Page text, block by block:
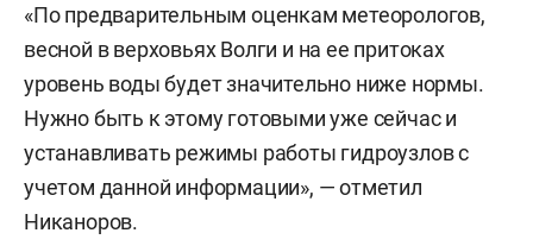
«По предварительным оценкам метеорологов,
весной в верховьях Волги и на ее притоках
уровень воды будет значительно ниже нормы.
Нужно быть к этому готовыми уже сейчас и
устанавливать режимы работы гидроузлов с
учетом данной информации», — отметил
Никаноров.